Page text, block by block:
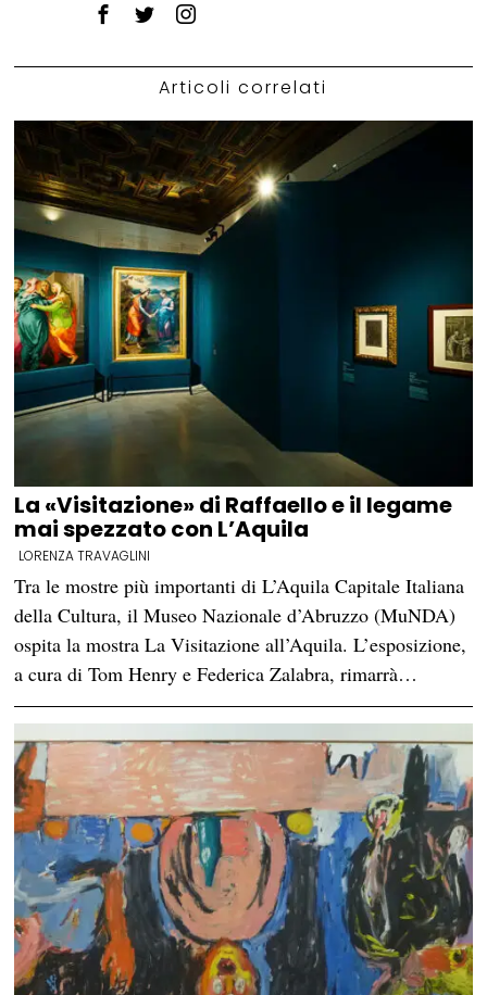
Articoli correlati
La «Visitazione» di Raffaello e il legame
mai spezzato con L’Aquila
LORENZA TRAVAGLINI
Tra le mostre più importanti di L’Aquila Capitale Italiana
della Cultura, il Museo Nazionale d’Abruzzo (MuNDA)
ospita la mostra La Visitazione all’Aquila. L’esposizione,
a cura di Tom Henry e Federica Zalabra, rimarrà…